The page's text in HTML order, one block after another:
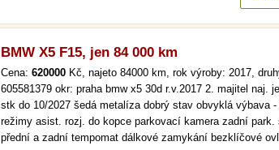
BMW X5 F15, jen 84 000 km
Cena: 620000 Kč, najeto 84000 km, rok výroby: 2017,
605581379 okr: praha bmw x5 30d r.v.2017 2. majitel naj.
stk do 10/2027 šedá metalíza dobrý stav obvyklá výbava
režimy asist. rozj. do kopce parkovací kamera zadní park.
přední a zadní tempomat dálkové zamykání bezklíčové